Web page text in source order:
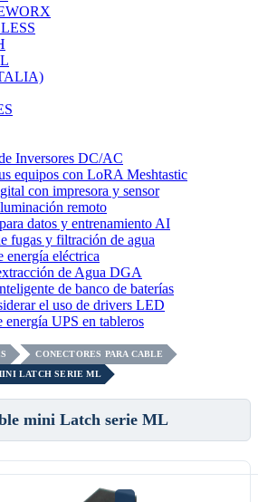
Inversores DC/AC
equipos con LoRA Meshtastic
con impresora y sensor
remoto
datos y entrenamiento AI
fugas y filtración de agua
energía eléctrica
de Agua DGA
de banco de baterías
el uso de drivers LED
energía UPS en tableros
CONECTORES PARA CABLE
LATCH SERIE ML
mini Latch serie ML